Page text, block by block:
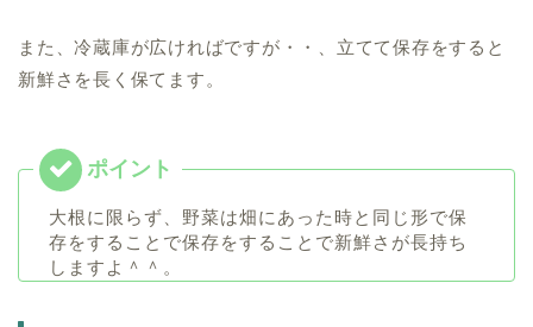
また、冷蔵庫が広ければですが・・、立てて保存をすると
新鮮さを長く保てます。
大根に限らず、野菜は畑にあった時と同じ形で保
存をすることで保存をすることで新鮮さが長持ち
しますよ＾＾。